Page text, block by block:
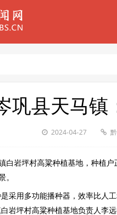
巩县天马镇
2024-04-27
岩坪村高粱种植基地，种植户
。
用多功能播种器，效率比人工
岩坪村高粱种植基地负责人李